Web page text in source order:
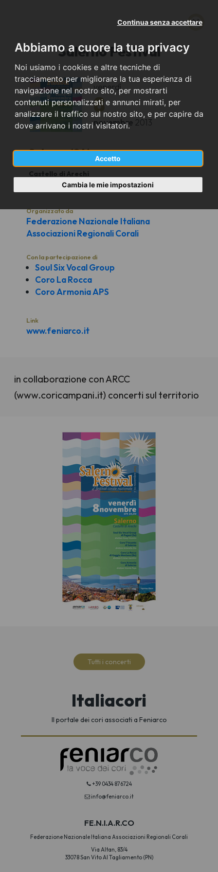
Abbiamo a cuore la tua privacy
Noi usiamo i cookies e altre tecniche di
tracciamento per migliorare la tua esperienza di
navigazione nel nostro sito, per mostrarti
contenuti personalizzati e annunci mirati, per
analizzare il traffico sul nostro sito, e per capire da
dove arrivano i nostri visitatori.
Accetto
Continua senza accettare
Cambia le mie impostazioni
Salerno Festival
venerdì
8
novembre 2013
Salerno (SA)
Castello di Arechi
Organizzato da
Federazione Nazionale Italiana
Associazioni Regionali Corali
Con la partecipazione di
Soul Six Vocal Group
Coro La Rocca
Coro Armonia APS
Link
www.feniarco.it
in collaborazione con ARCC
(www.coricampani.it) concerti sul territorio
Tutti i concerti
Italiacori
Il portale dei cori associati a Feniarco
+39 0434 876724
info@feniarco.it
FE.N.I.A.R.CO
Federazione Nazionale Italiana Associazioni Regionali Corali
Via Altan, 83/4
33078 San Vito Al Tagliamento (PN)